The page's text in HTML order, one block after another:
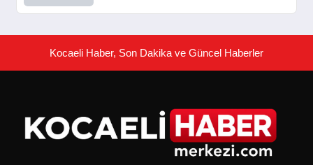
Kocaeli Haber, Son Dakika ve Güncel Haberler